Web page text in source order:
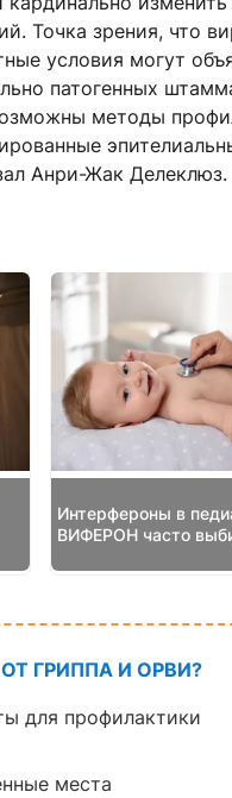
Точка зрения, что
условия могут
патогенных
методы
Анри-Жак Делеклюз.
Интерфероны в
ВИФЕРОН часто
ГРИППА И ОРВИ?
для профилактики
места